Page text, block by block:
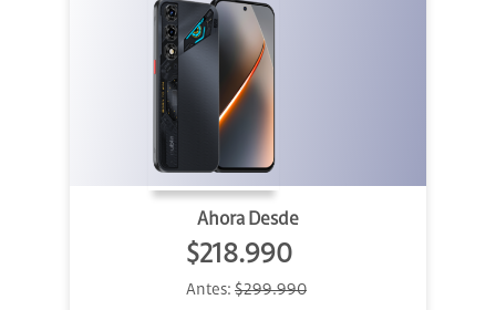
Ahora Desde
$218.990
Antes: $299.990